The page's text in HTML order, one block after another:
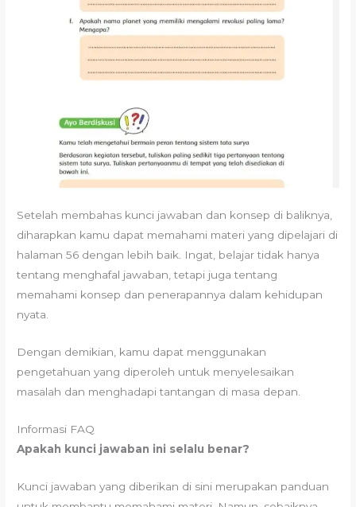
Setelah membahas kunci jawaban dan konsep di baliknya,
diharapkan kamu dapat memahami materi yang dipelajari di
halaman 56 dengan lebih baik. Ingat, belajar tidak hanya
tentang menghafal jawaban, tetapi juga tentang
memahami konsep dan penerapannya dalam kehidupan
nyata.
Dengan demikian, kamu dapat menggunakan
pengetahuan yang diperoleh untuk menyelesaikan
masalah dan menghadapi tantangan di masa depan.
Informasi FAQ
Apakah kunci jawaban ini selalu benar?
Kunci jawaban yang diberikan di sini merupakan panduan